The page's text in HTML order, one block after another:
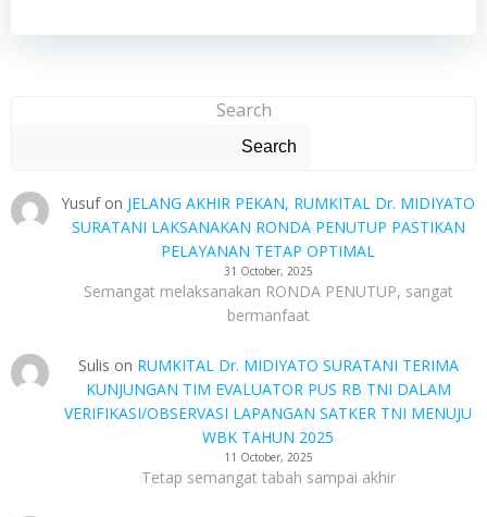
Search
Search
Yusufon JELANG AKHIR PEKAN, RUMKITAL Dr. MIDIYATO
SURATANI LAKSANAKAN RONDA PENUTUP PASTIKAN
PELAYANAN TETAP OPTIMAL
31 October, 2025
Semangat melaksanakan RONDA PENUTUP, sangat
bermanfaat
Sulis on RUMKITAL Dr. MIDIYATO SURATANI TERIMA
KUNJUNGAN TIM EVALUATOR PUS RB TNI DALAM
VERIFIKASI/OBSERVASI LAPANGAN SATKER TNI MENUJU
WBK TAHUN 2025
11 October, 2025
Tetap semangat tabah sampai akhir